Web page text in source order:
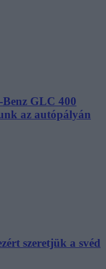
GLC 400
az autópályán
szeretjük a svéd